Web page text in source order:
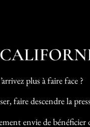
plus à faire face ?
faire descendre la
envie de